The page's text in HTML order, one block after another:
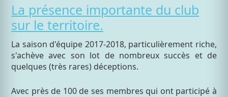
La présence importante du club
sur le territoire.
La saison d'équipe 2017-2018, particulièrement riche,
s'achève avec son lot de nombreux succès et de
quelques (très rares) déceptions.
Avec près de 100 de ses membres qui ont participé à